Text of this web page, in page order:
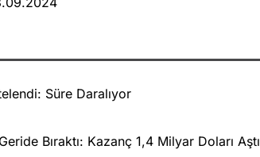
Süre Daralıyor
Bıraktı: Kazanç 1,4 Milyar Doları Aştı